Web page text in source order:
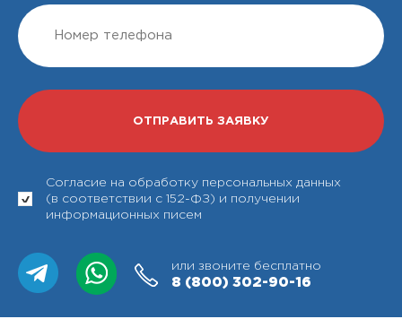
Согласие на обработку персональных данных
(в соответствии с 152-ФЗ) и получении
информационных писем
или звоните бесплатно
8 (800) 302-90-16